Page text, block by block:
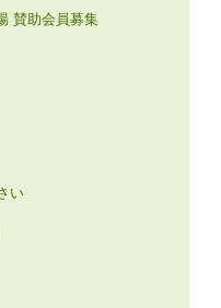
賛助会員募集
い